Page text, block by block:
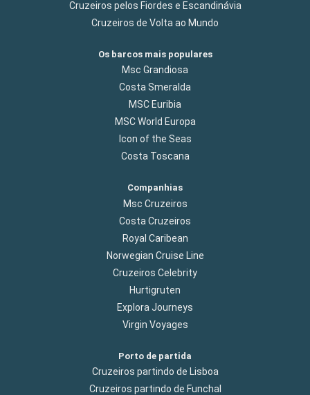
Cruzeiros pelos Fiordes e Escandinávia
Cruzeiros de Volta ao Mundo
Os barcos mais populares
Msc Grandiosa
Costa Smeralda
MSC Euribia
MSC World Europa
Icon of the Seas
Costa Toscana
Companhias
Msc Cruzeiros
Costa Cruzeiros
Royal Caribean
Norwegian Cruise Line
Cruzeiros Celebrity
Hurtigruten
Explora Journeys
Virgin Voyages
Porto de partida
Cruzeiros partindo de Lisboa
Cruzeiros partindo de Funchal